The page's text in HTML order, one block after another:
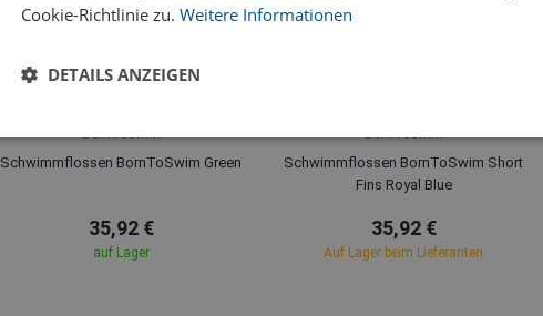
Schwimmflossen BornToSwim Green
35,92 €
auf Lager
Schwimmflossen BornToSwim Short
Fins Royal Blue
35,92 €
Auf Lager beim Lieferanten
Cookie-Richtlinie zu. Weitere Informationen
DETAILS ANZEIGEN